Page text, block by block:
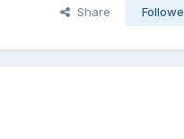
Share